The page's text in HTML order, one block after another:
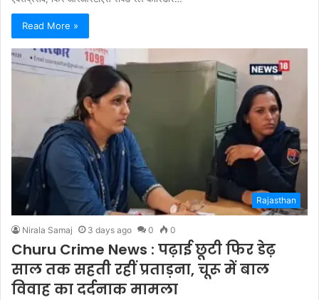
Read More »
Rajasthan
Nirala Samaj 3 days ago 0 0
Churu Crime News : पढ़ाई छूटी फिर डेढ़
साल तक सहती रहीं प्रताड़ना, चूरू में बाल
विवाह का दर्दनाक मामला